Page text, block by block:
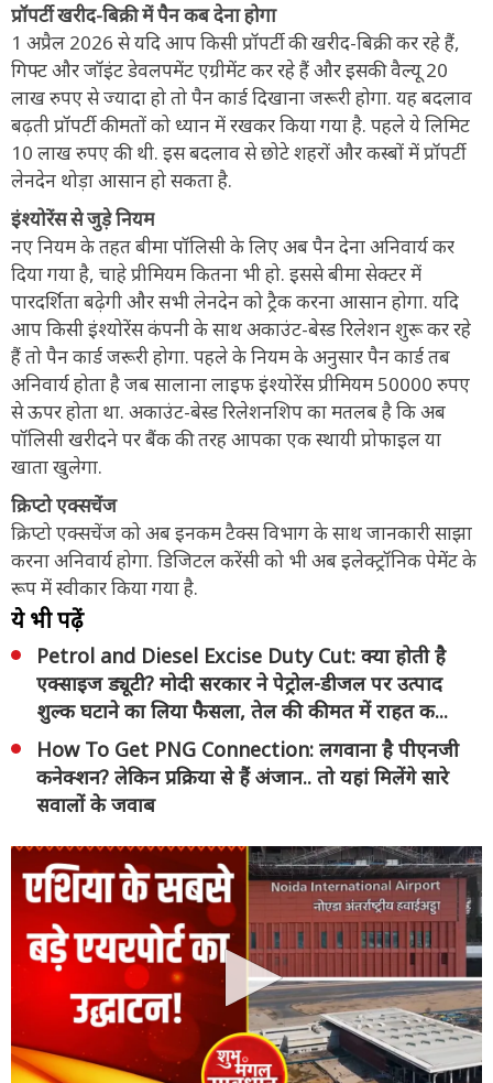
प्रॉपर्टी खरीद-बिक्री में पैन कब देना होगा
1 अप्रैल 2026 से यदि आप किसी प्रॉपर्टी की खरीद-बिक्री कर रहे हैं,
गिफ्ट और जॉइंट डेवलपमेंट एग्रीमेंट कर रहे हैं और इसकी वैल्यू 20
लाख रुपए से ज्यादा हो तो पैन कार्ड दिखाना जरूरी होगा. यह बदलाव
बढ़ती प्रॉपर्टी कीमतों को ध्यान में रखकर किया गया है. पहले ये लिमिट
10 लाख रुपए की थी. इस बदलाव से छोटे शहरों और कस्बों में प्रॉपर्टी
लेनदेन थोड़ा आसान हो सकता है.
इंश्योरेंस से जुड़े नियम
नए नियम के तहत बीमा पॉलिसी के लिए अब पैन देना अनिवार्य कर
दिया गया है, चाहे प्रीमियम कितना भी हो. इससे बीमा सेक्टर में
पारदर्शिता बढ़ेगी और सभी लेनदेन को ट्रैक करना आसान होगा. यदि
आप किसी इंश्योरेंस कंपनी के साथ अकाउंट-बेस्ड रिलेशन शुरू कर रहे
हैं तो पैन कार्ड जरूरी होगा. पहले के नियम के अनुसार पैन कार्ड तब
अनिवार्य होता है जब सालाना लाइफ इंश्योरेंस प्रीमियम 50000 रुपए
से ऊपर होता था. अकाउंट-बेस्ड रिलेशनशिप का मतलब है कि अब
पॉलिसी खरीदने पर बैंक की तरह आपका एक स्थायी प्रोफाइल या
खाता खुलेगा.
क्रिप्टो एक्सचेंज
क्रिप्टो एक्सचेंज को अब इनकम टैक्स विभाग के साथ जानकारी साझा
करना अनिवार्य होगा. डिजिटल करेंसी को भी अब इलेक्ट्रॉनिक पेमेंट के
रूप में स्वीकार किया गया है.
ये भी पढ़ें
Petrol and Diesel Excise Duty Cut: क्या होती है
एक्साइज ड्यूटी? मोदी सरकार ने पेट्रोल-डीजल पर उत्पाद
शुल्क घटाने का लिया फैसला, तेल की कीमत में राहत क...
How To Get PNG Connection: लगवाना है पीएनजी
कनेक्शन? लेकिन प्रक्रिया से हैं अंजान.. तो यहां मिलेंगे सारे
सवालों के जवाब